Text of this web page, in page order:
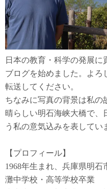
日本の教育・科学の発展
ブログを始めました。よろ
転送してください。
ちなみに写真の背景は私の
晴らしい明石海峡大橋で、
う私の意気込みを表してい
【プロフィール】
1968年生まれ、兵庫県明石
灘中学校・高等学校卒業